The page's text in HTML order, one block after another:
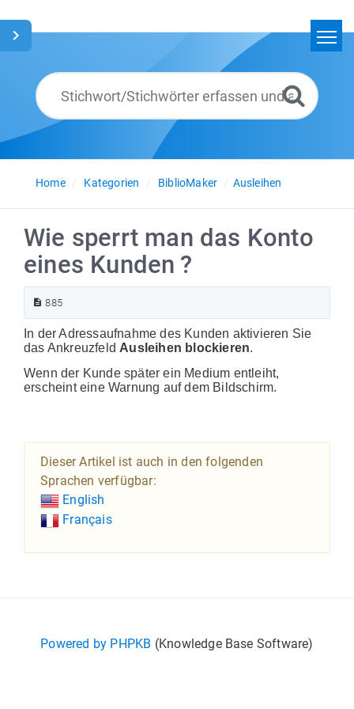
Glossar
Deutsch
Home
Kategorien BiblioMaker Ausleihen
Wie sperrt man das Konto
eines Kunden ?
885
In der Adressaufnahme des Kunden aktivieren Sie
das Ankreuzfeld Ausleihen blockieren.
Wenn der Kunde später ein Medium entleiht,
erscheint eine Warnung auf dem Bildschirm.
Dieser Artikel ist auch in den folgenden
Sprachen verfügbar:
English
Français
Powered by PHPKB (Knowledge Base Software)